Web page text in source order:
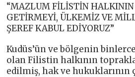
“MAZLUM FİLİSTİN
GETİRMEYİ, ÜLKEMİZ VE
ŞEREF KABUL EDİYORUZ”
Kudüs’ün ve bölgenin
olan Filistin halkının
edilmiş, hak ve hukuklarının